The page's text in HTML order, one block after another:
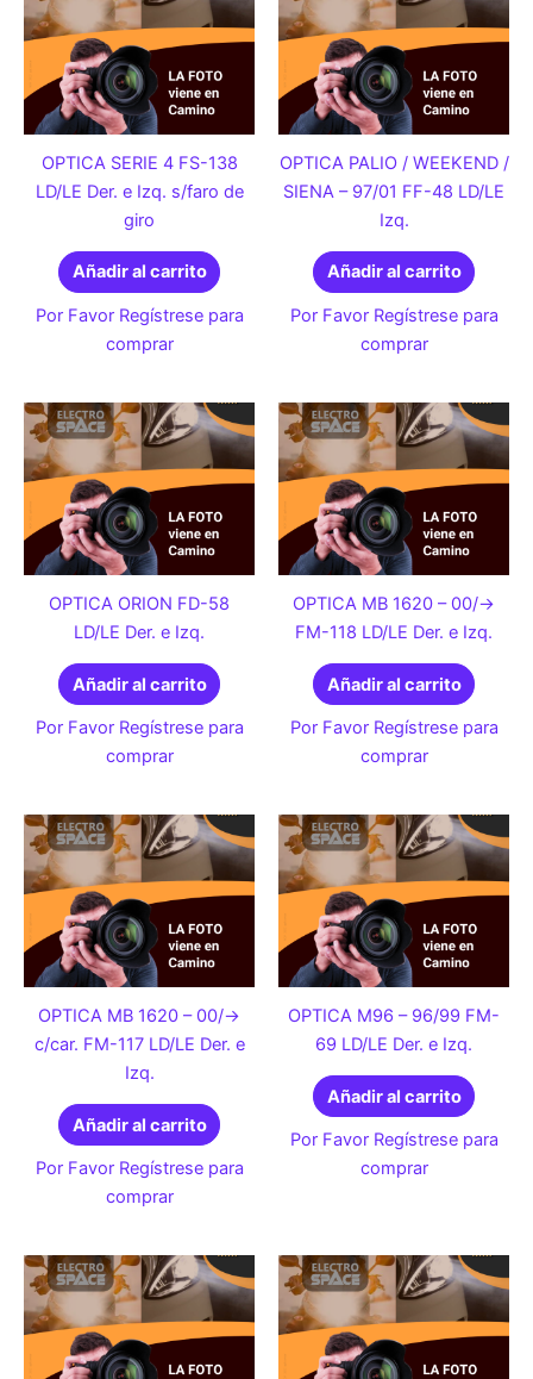
OPTICA SERIE 4 FS-138
LD/LE Der. e Izq. s/faro de
giro
Añadir al carrito
Por Favor Regístrese para
comprar
OPTICA PALIO / WEEKEND /
SIENA – 97/01 FF-48 LD/LE
Izq.
Añadir al carrito
Por Favor Regístrese para
comprar
OPTICA ORION FD-58
LD/LE Der. e Izq.
Añadir al carrito
Por Favor Regístrese para
comprar
OPTICA MB 1620 – 00/->
FM-118 LD/LE Der. e Izq.
Añadir al carrito
Por Favor Regístrese para
comprar
OPTICA MB 1620 – 00/->
c/car. FM-117 LD/LE Der. e
Izq.
Añadir al carrito
Por Favor Regístrese para
comprar
OPTICA M96 – 96/99 FM-
69 LD/LE Der. e Izq.
Añadir al carrito
Por Favor Regístrese para
comprar